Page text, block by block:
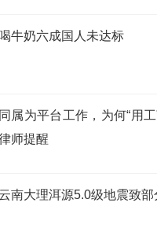
喝牛奶六成国人未达标
同属为平台工作，为何“用
师提醒
南大理洱源5.0级地震致部